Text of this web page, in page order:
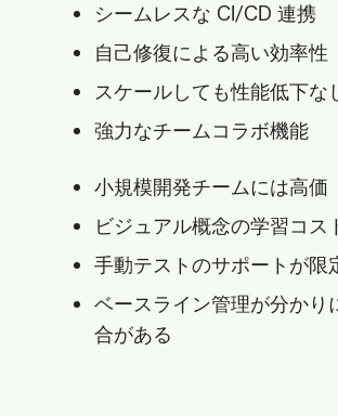
シームレスな CI/CD 連携
自己修復による高い効率性
スケールしても性能低下な
強力なチームコラボ機能
小規模開発チームには高価
ビジュアル概念の学習コス
手動テストのサポートが限
ベースライン管理が分かり
合がある